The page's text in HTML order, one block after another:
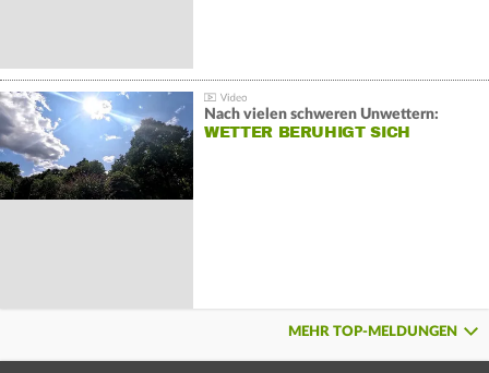
Nach vielen schweren Unwettern:
WETTER BERUHIGT SICH
MEHR TOP-MELDUNGEN